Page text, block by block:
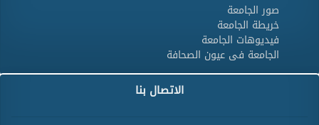
صور الجامعة
خريطة الجامعة
فيديوهات الجامعة
الجامعة فى عيون الصحافة
الاتصال بنا